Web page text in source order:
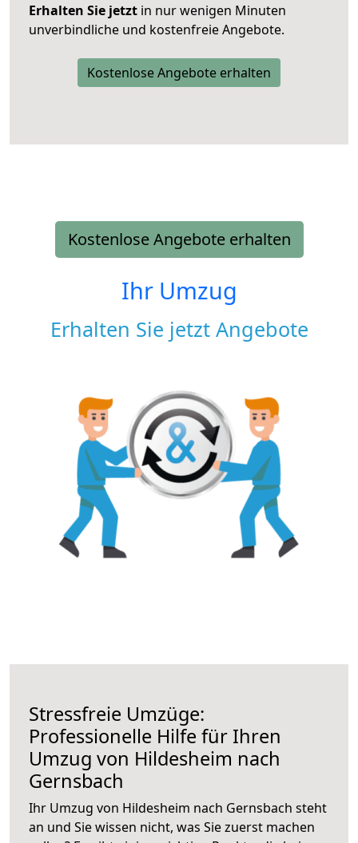
Erhalten Sie jetzt in nur wenigen Minuten
unverbindliche und kostenfreie Angebote.
Kostenlose Angebote erhalten
Kostenlose Angebote erhalten
Ihr Umzug
Erhalten Sie jetzt Angebote
Stressfreie Umzüge:
Professionelle Hilfe für Ihren
Umzug von Hildesheim nach
Gernsbach
Ihr Umzug von Hildesheim nach Gernsbach steht
an und Sie wissen nicht, was Sie zuerst machen